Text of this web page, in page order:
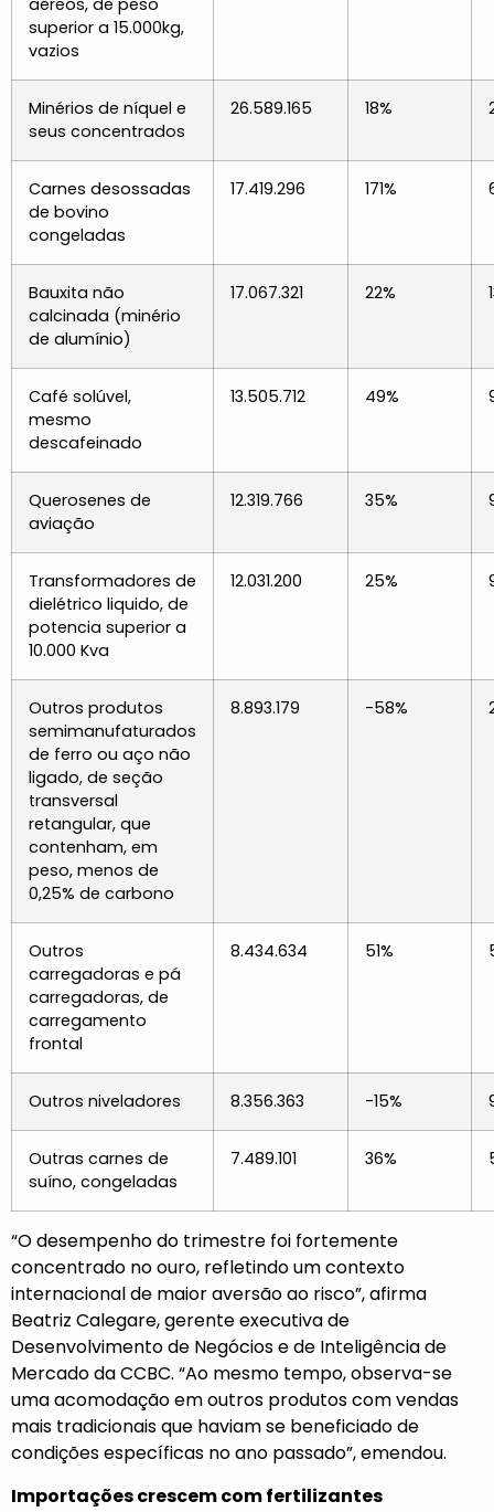
aéreos, de peso
superior a 15.000kg,
vazios
Minérios de níquel e
seus concentrados
26.589.165 18%
Carnes desossadas
de bovino
congeladas
17.419.296 171%
Bauxita não
calcinada (minério
de alumínio)
17.067.321 22%
Café solúvel,
mesmo
descafeinado
13.505.712 49%
Querosenes de
aviação
12.319.766 35%
Transformadores de
dielétrico liquido, de
potencia superior a
10.000 Kva
12.031.200 25%
Outros produtos
semimanufaturados
de ferro ou aço não
ligado, de seção
transversal
retangular, que
contenham, em
peso, menos de
0,25% de carbono
8.893.179 -58%
Outros
carregadoras e pá
carregadoras, de
carregamento
frontal
8.434.634 51%
Outros niveladores 8.356.363 -15%
Outras carnes de
suíno, congeladas
7.489.101 36%
“O desempenho do trimestre foi fortemente
concentrado no ouro, refletindo um contexto
internacional de maior aversão ao risco”, afirma
Beatriz Calegare, gerente executiva de
Desenvolvimento de Negócios e de Inteligência de
Mercado da CCBC. “Ao mesmo tempo, observa-se
uma acomodação em outros produtos com vendas
mais tradicionais que haviam se beneficiado de
condições específicas no ano passado”, emendou.
Importações crescem com fertilizantes